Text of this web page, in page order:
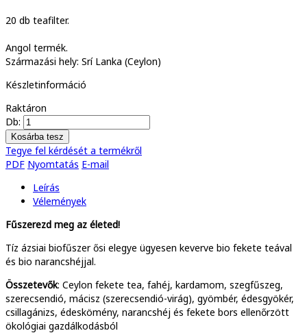
20 db teafilter.
Angol termék.
Származási hely: Srí Lanka (Ceylon)
Készletinformáció
Raktáron
Db:
Tegye fel kérdését a termékről
PDF Nyomtatás E-mail
Leírás
Vélemények
Fűszerezd meg az életed!
Tíz ázsiai biofűszer ősi elegye ügyesen keverve bio fekete teával
és bio narancshéjjal.
Összetevők: Ceylon fekete tea, fahéj, kardamom, szegfűszeg,
szerecsendió, mácisz (szerecsendió-virág), gyömbér, édesgyökér,
csillagánizs, édeskömény, narancshéj és fekete bors ellenőrzött
ökológiai gazdálkodásból